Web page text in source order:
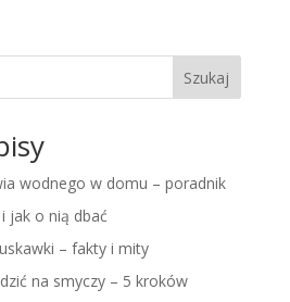
Szukaj
wodnego w domu – poradnik
jak o nią dbać
– fakty i mity
na smyczy – 5 kroków